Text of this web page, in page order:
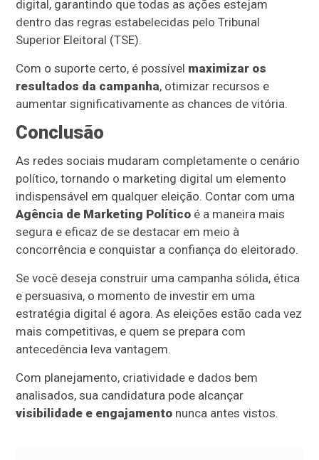
digital, garantindo que todas as ações estejam
dentro das regras estabelecidas pelo Tribunal
Superior Eleitoral (TSE).
Com o suporte certo, é possível maximizar os
resultados da campanha, otimizar recursos e
aumentar significativamente as chances de vitória.
Conclusão
As redes sociais mudaram completamente o cenário
político, tornando o marketing digital um elemento
indispensável em qualquer eleição. Contar com uma
Agência de Marketing Político é a maneira mais
segura e eficaz de se destacar em meio à
concorrência e conquistar a confiança do eleitorado.
Se você deseja construir uma campanha sólida, ética
e persuasiva, o momento de investir em uma
estratégia digital é agora. As eleições estão cada vez
mais competitivas, e quem se prepara com
antecedência leva vantagem.
Com planejamento, criatividade e dados bem
analisados, sua candidatura pode alcançar
visibilidade e engajamento nunca antes vistos.